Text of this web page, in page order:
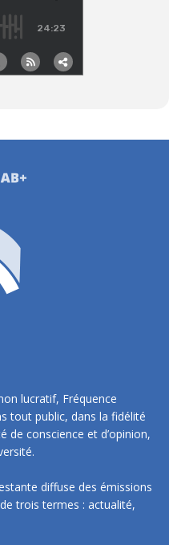
lucratif, Fréquence
tout public, dans la fidélité
de conscience et d’opinion,
diffuse des émissions
trois termes : actualité,